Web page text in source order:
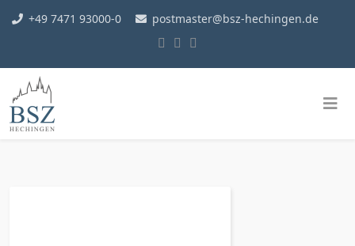
+49 7471 93000-0 postmaster@bsz-hechingen.de